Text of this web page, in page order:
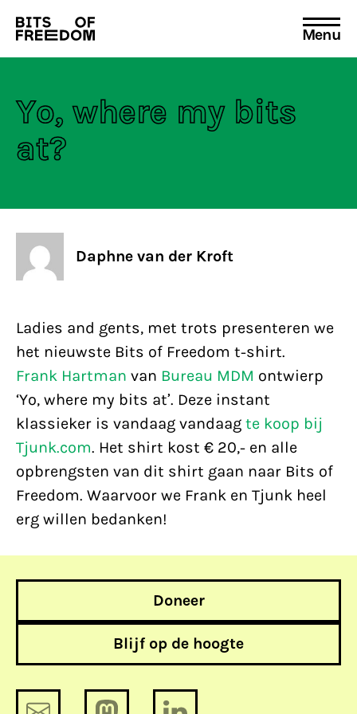
Search
for:
Menu
Yo, where my bits
at?
Daphne van der Kroft
Ladies and gents, met trots presenteren we
het nieuwste Bits of Freedom t-shirt.
Frank Hartman van Bureau MDM ontwierp
‘Yo, where my bits at’. Deze instant
klassieker is vandaag vandaag te koop bij
Tjunk.com. Het shirt kost € 20,- en alle
opbrengsten van dit shirt gaan naar Bits of
Freedom. Waarvoor we Frank en Tjunk heel
erg willen bedanken!
Doneer
Blijf op de hoogte